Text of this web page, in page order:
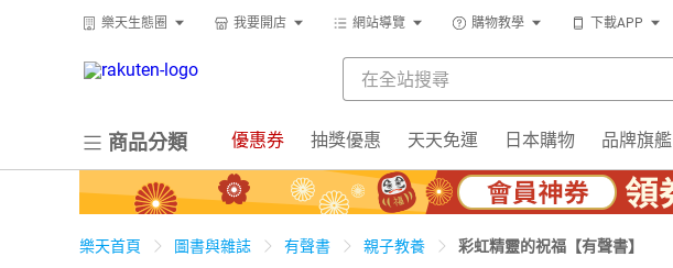
樂天生態圈 我要開店 網站導覽 購物教學 下載APP
商品分類 優惠券 抽獎優惠 天天免運 日本購物 品牌旗艦
樂天首頁 圖書與雜誌 有聲書 親子教養 彩虹精靈的祝福【有聲書】